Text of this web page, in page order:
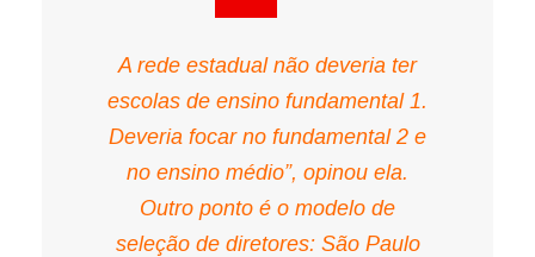
A rede estadual não deveria ter
escolas de ensino fundamental 1.
Deveria focar no fundamental 2 e
no ensino médio”, opinou ela.
Outro ponto é o modelo de
seleção de diretores: São Paulo